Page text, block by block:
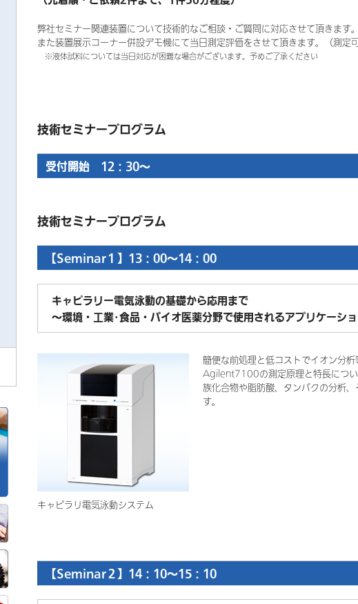
弊社セミナー関連装置について技術的なご相談・ご質問に対応させて頂きます
また装置展示コーナー併設デモ機にて当日測定評価をさせて頂きます。（測定
※液体試料については当日対応が困難な場合がございます。予めご了承ください
技術セミナープログラム
受付開始 12：30～
技術セミナープログラム
【Seminar１】13：00～14：00
キャピラリー電気泳動の基礎から応用まで
～環境・工業･食品・バイオ医薬分野で使用されるアプリケーシ
キャピラリ電気泳動システム
簡便な前処理と低コストでイオン分
Agilent7100の測定原理と特長につ
族化合物や脂肪酸、タンパクの分析
す。
【Seminar２】14：10～15：10